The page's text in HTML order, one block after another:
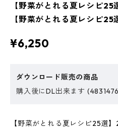
【野菜がとれる夏レシピ25
【野菜がとれる夏レシピ
¥6,250
ダウンロード販売の商品
購入後にDL出来ます
【野菜がとれる夏レシピ25選】